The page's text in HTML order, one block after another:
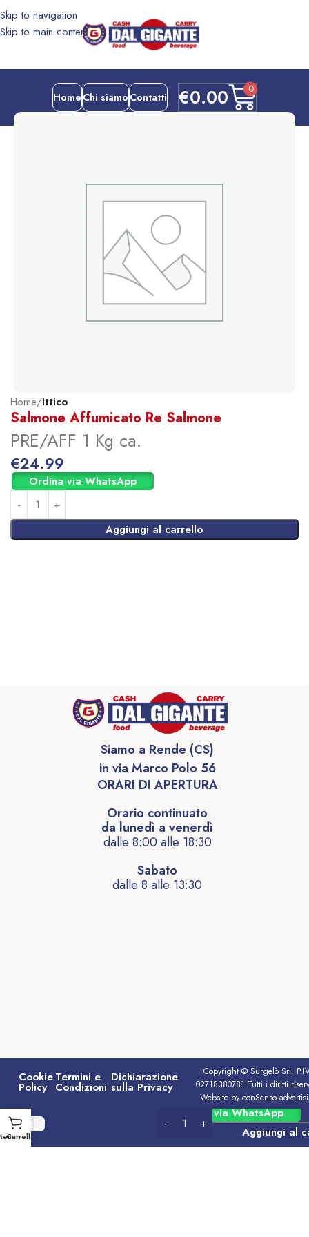
Skip to navigation
Skip to main content
€0.00 0
Home Chi siamo Contatti
Home Ittico
Salmone Affumicato Re Salmone
PRE/AFF 1 Kg ca.
€24.99
Aggiungi al carrello
Ordina via WhatsApp
Siamo a Rende (CS)
in via Marco Polo 56
ORARI DI APERTURA
Orario continuato
da lunedì a venerdì
dalle 8:00 alle 18:30
Sabato
dalle 8 alle 13:30
Cookie
Policy
Termini e
Condizioni
Dichiarazione
sulla Privacy
Copyright © Surgelò Srl.
02718380781 Tutti i diritti
Website by conSenso
Aggiungi al
Ordina via WhatsApp
Carrello